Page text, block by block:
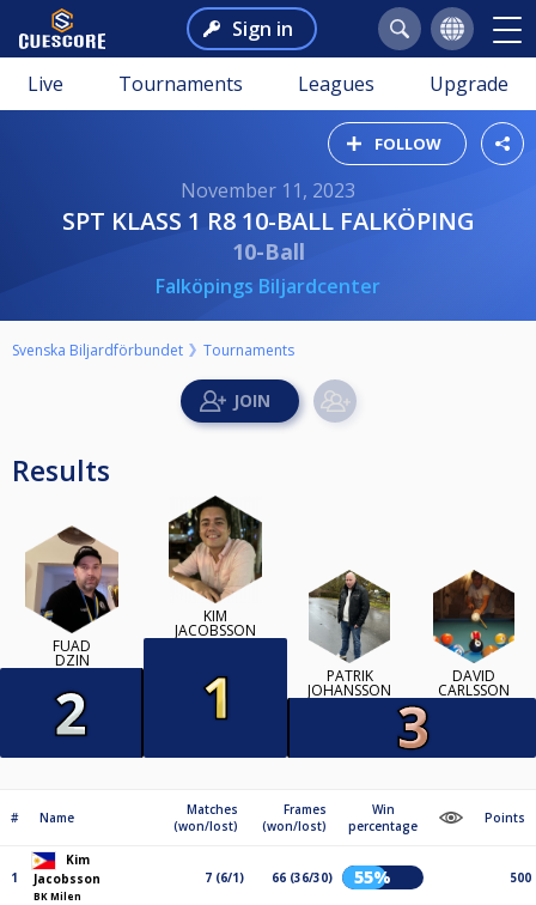
Sign in
Live Tournaments Leagues Upgrade
FOLLOW
November 11, 2023
SPT KLASS 1 R8 10-BALL FALKÖPING
10-Ball
Falköpings Biljardcenter
Svenska Biljardförbundet Tournaments
Results
FUAD
DZIN
KIM
JACOBSSON
PATRIK
JOHANSSON
DAVID
CARLSSON
# Name
Matches
(won/lost)
Frames
(won/lost)
Win
percentage
Points
1
Kim
Jacobsson
BK Milen
7 (6/1) 66 (36/30) 55% 500